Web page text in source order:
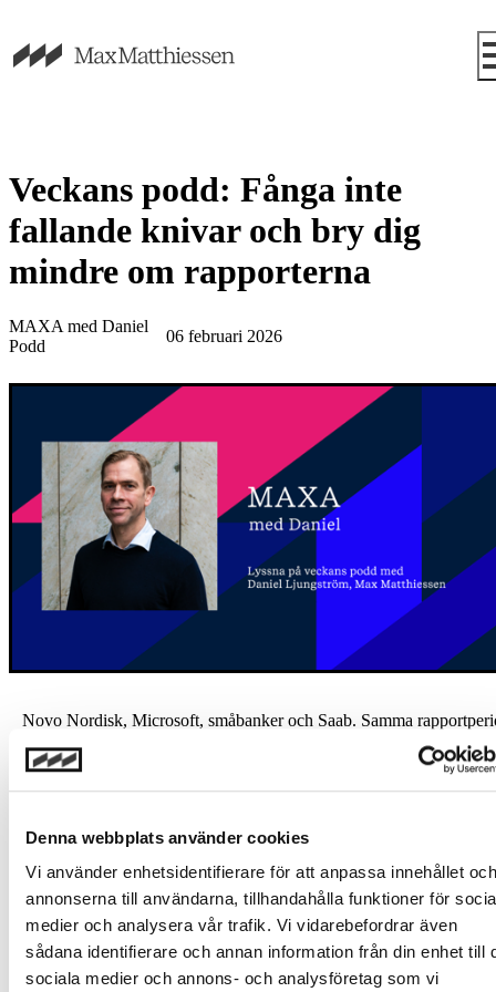
Denna webbplats använder cookies
Vi använder enhetsidentifierare för att anpassa innehållet och
annonserna till användarna, tillhandahålla funktioner för
medier och analysera vår trafik. Vi vidarebefordrar även
sådana identifierare och annan information från din enhet till
sociala medier och annons- och analysföretag som vi
Veckans podd: Fånga inte
fallande knivar och bry dig
mindre om rapporterna
MAXA med Daniel
Podd
06 februari 2026
Novo Nordisk, Microsoft, småbanker och Saab. Samma
samma riktning efter rapporter genom fenomenet Post Earnings
Announcement Drift, varför många investerare reagerar för sent och
private equity kan bli en viktig pusselbit.
Lyssna på podden
Ingen del av podcasten skall uppfattas som en uppmaning eller
rekommendation att utföra eller disponera över någon typ av
eller att ingå några andra transaktioner. De uppfattningar som
för i podcasten återspeglar de medverkandes uppfattning för